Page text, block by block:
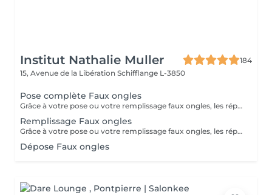
Institut Nathalie Muller
184
15, Avenue de la Libération Schifflange L-3850
Pose complète Faux ongles
Grâce à votre pose ou votre remplissage faux ongles, les réparations vous sont offertes jusqu'à une semaine, au de là elles seront payantes.
Remplissage Faux ongles
Grâce à votre pose ou votre remplissage faux ongles, les réparations vous sont offertes jusqu'à une semaine, au de là elles seront payantes.
Dépose Faux ongles